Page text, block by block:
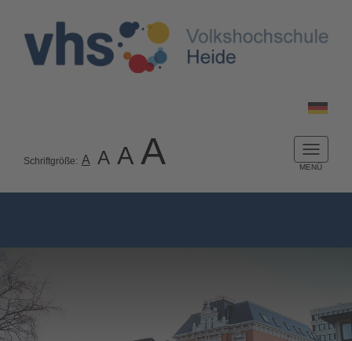
Schriftgröße: A A A A